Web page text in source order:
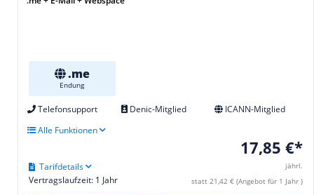
.me
Endung
Telefonsupport Denic-Mitglied
ICANN-Mitglied
Alle Funktionen
17,85 €*
jährl.
statt 21,42 € (Angebot für 1 Jahr )
Vertragslaufzeit: 1 Jahr
Tarifdetails